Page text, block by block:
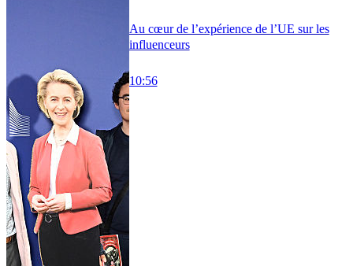
Au cœur de l’expérience de l’UE sur les
influenceurs
10:56